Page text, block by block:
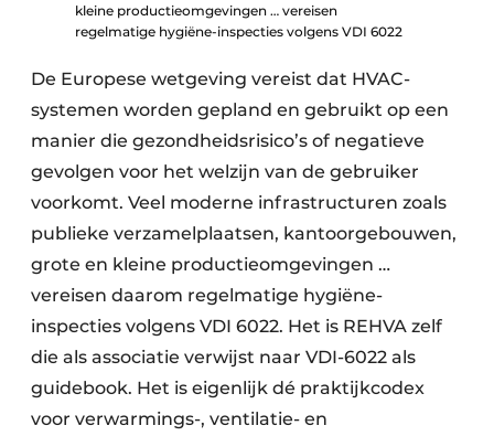
kleine productieomgevingen … vereisen
regelmatige hygiëne-inspecties volgens VDI 6022
De Europese wetgeving vereist dat HVAC-
systemen worden gepland en gebruikt op een
manier die gezondheidsrisico’s of negatieve
gevolgen voor het welzijn van de gebruiker
voorkomt. Veel moderne infrastructuren zoals
publieke verzamelplaatsen, kantoorgebouwen,
grote en kleine productieomgevingen …
vereisen daarom regelmatige hygiëne-
inspecties volgens VDI 6022. Het is REHVA zelf
die als associatie verwijst naar VDI-6022 als
guidebook. Het is eigenlijk dé praktijkcodex
voor verwarmings-, ventilatie- en